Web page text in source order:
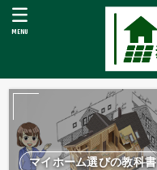
MENU
マイホーム選びの教科書